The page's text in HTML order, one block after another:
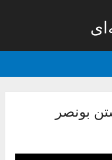
درگذشتن بونصر